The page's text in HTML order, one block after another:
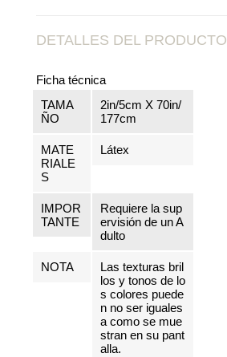
DETALLES DEL PRODUCTO
Ficha técnica
TAMA
ÑO
2in/5cm X 70in/
177cm
MATE
RIALE
S
Látex
IMPOR
TANTE
Requiere la sup
ervisión de un A
dulto
NOTA
Las texturas bril
los y tonos de lo
s colores puede
n no ser iguales
a como se mue
stran en su pant
alla.